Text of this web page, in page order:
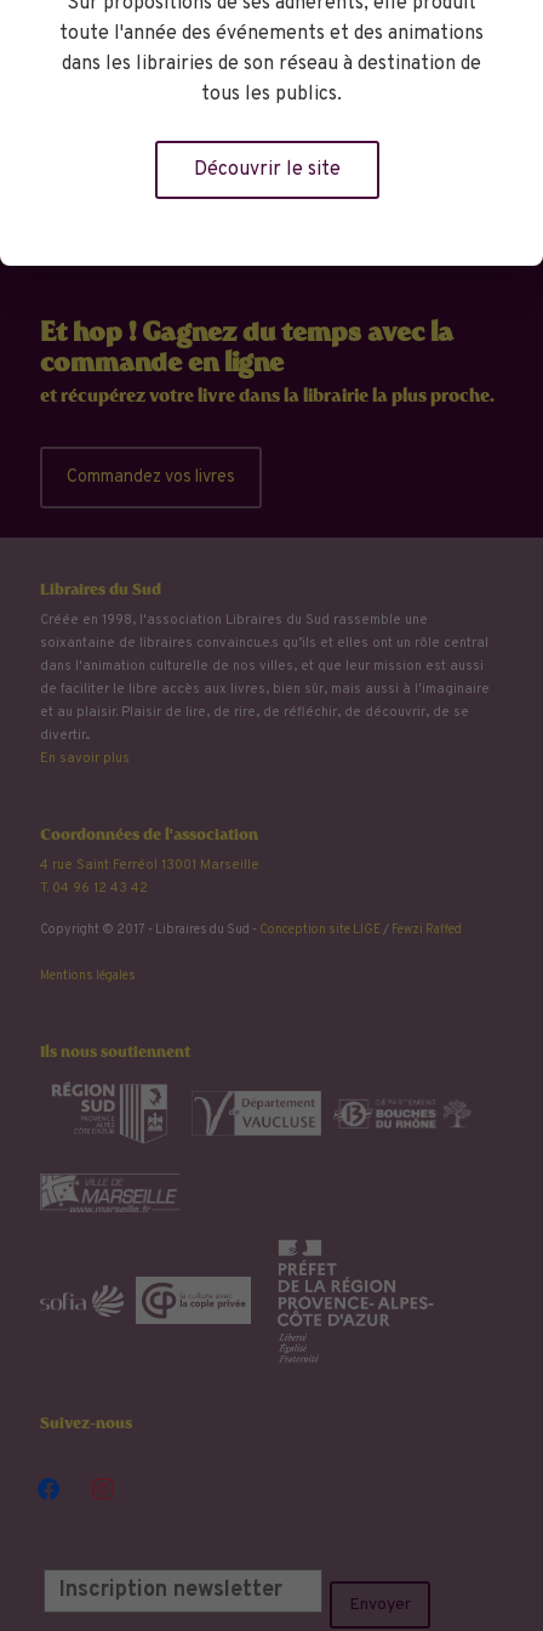
Et hop ! Gagnez du temps avec la
commande en ligne
et récupérez votre livre dans la librairie la plus proche.
Commandez vos livres
Libraires du Sud
Créée en 1998, l'association Libraires du Sud rassemble une
soixantaine de libraires convaincu.e.s qu’ils et elles ont un rôle central
dans l'animation culturelle de nos villes, et que leur mission est aussi
de faciliter le libre accès aux livres, bien sûr, mais aussi à l'imaginaire
et au plaisir. Plaisir de lire, de rire, de réfléchir, de découvrir, de se
divertir...
En savoir plus
Coordonnées de l'association
4 rue Saint Ferréol 13001 Marseille
T. 04 96 12 43 42
Copyright © 2017 - Libraires du Sud - Conception site LIGE/ Fewzi Raffed
Mentions légales
Ils nous soutiennent
Suivez-nous
facebookinstagram
toute l'année des événements et des animations
dans les librairies de son réseau à destination de
tous les publics.
Découvrir le site